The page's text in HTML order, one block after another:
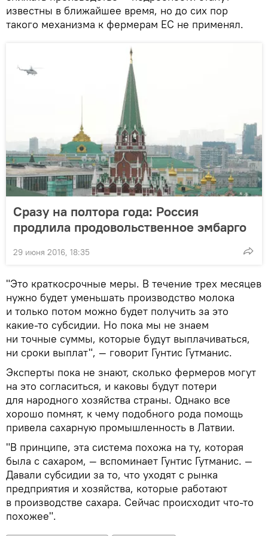
известны в ближайшее время, но до сих пор
такого механизма к фермерам ЕС не применял.
Сразу на полтора года: Россия
продлила продовольственное эмбарго
29 июня 2016, 18:35
"Это краткосрочные меры. В течение трех месяцев
нужно будет уменьшать производство молока
и только потом можно будет получить за это
какие-то субсидии. Но пока мы не знаем
ни точные суммы, которые будут выплачиваться,
ни сроки выплат", — говорит Гунтис Гутманис.
Эксперты пока не знают, сколько фермеров могут
на это согласиться, и каковы будут потери
для народного хозяйства страны. Однако все
хорошо помнят, к чему подобного рода помощь
привела сахарную промышленность в Латвии.
"В принципе, эта система похожа на ту, которая
была с сахаром, — вспоминает Гунтис Гутманис. —
Давали субсидии за то, что уходят с рынка
предприятия и хозяйства, которые работают
в производстве сахара. Сейчас происходит что-то
похожее".